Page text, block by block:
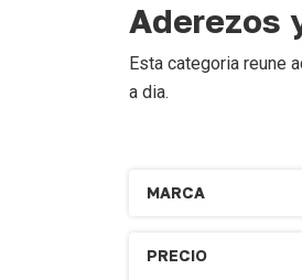
Aderezos
Esta categoria reune
a dia.
MARCA
PRECIO